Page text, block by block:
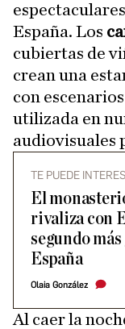
España. Los
cubiertas de
crean una
con
utilizada en
audiovisuales
TE PUEDE
El
rivaliza con
segundo
España
Olaia González
Al caer la